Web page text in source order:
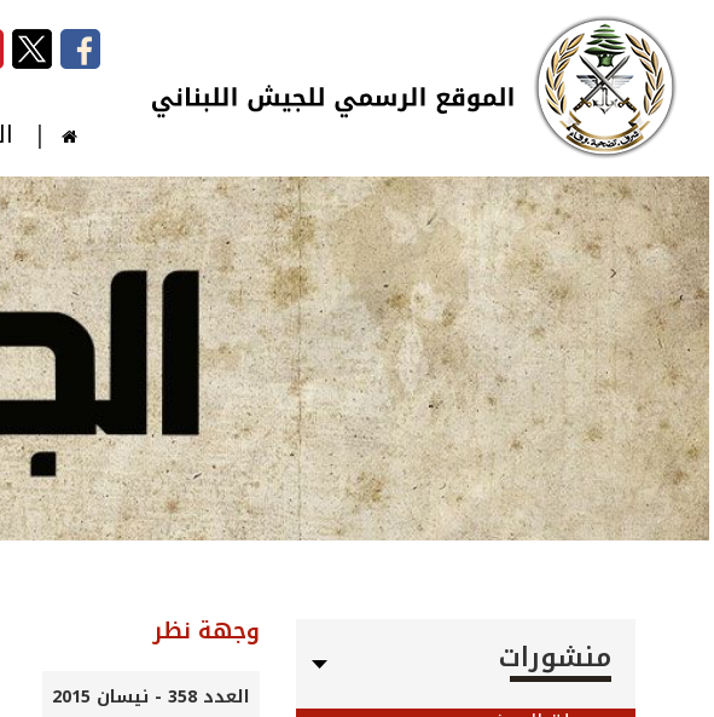
تجاوز إلى المحتوى الرئيسي
Skip to navigation
منشورات
وجهة نظر
العدد 358 - نيسان 2015